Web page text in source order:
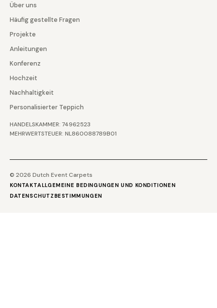
Über uns
Häufig gestellte Fragen
Projekte
Anleitungen
Konferenz
Hochzeit
Nachhaltigkeit
Personalisierter Teppich
HANDELSKAMMER: 74962523
MEHRWERTSTEUER: NL860088789B01
© 2026 Dutch Event Carpets
KONTAKTALLGEMEINE BEDINGUNGEN UND KONDITIONEN
DATENSCHUTZBESTIMMUNGEN